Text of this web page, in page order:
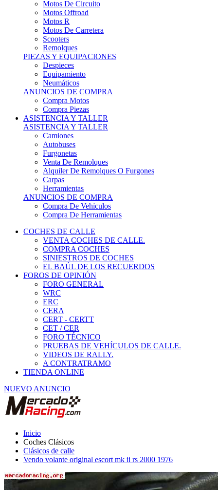
Motos R
Motos De Carretera
Scooters
Remolques
PIEZAS Y EQUIPACIONES
Despieces
Equipamiento
Neumáticos
ANUNCIOS DE COMPRA
Compra Motos
Compra Piezas
ASISTENCIA Y TALLER
ASISTENCIA Y TALLER
Camiones
Autobuses
Furgonetas
Venta De Remolques
Alquiler De Remolques O Furgones
Carpas
Herramientas
ANUNCIOS DE COMPRA
Compra De Vehículos
Compra De Herramientas
COCHES DE CALLE
VENTA COCHES DE CALLE.
COMPRA COCHES
SINIESTROS DE COCHES
EL BAÚL DE LOS RECUERDOS
FOROS DE OPINIÓN
FORO GENERAL
WRC
ERC
CERA
CERT - CERTT
CET / CER
FORO TÉCNICO
PRUEBAS DE VEHÍCULOS DE CALLE.
VIDEOS DE RALLY.
A CONTRATRAMO
TIENDA ONLINE
NUEVO ANUNCIO
Coches Clásicos
Clásicos de calle
Vendo volante original escort mk ii rs 2000 1976